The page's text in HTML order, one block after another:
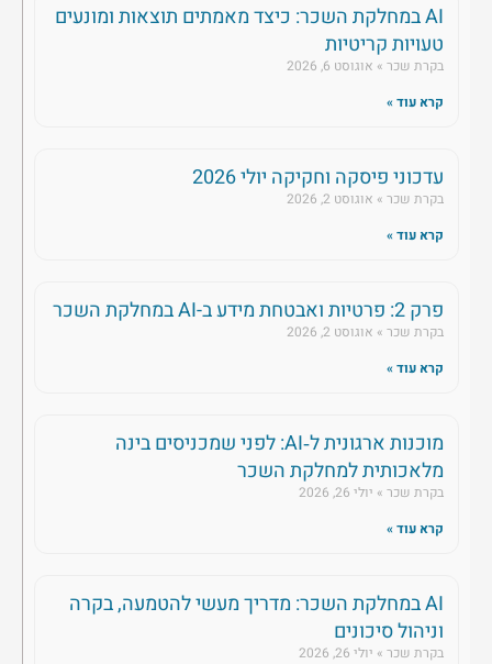
AI במחלקת השכר: כיצד מאמתים תוצאות ומונעים
טעויות קריטיות
בקרת שכר
אוגוסט 6, 2026
קרא עוד »
עדכוני פיסקה וחקיקה יולי 2026
בקרת שכר
אוגוסט 2, 2026
קרא עוד »
פרק 2: פרטיות ואבטחת מידע ב-AI במחלקת השכר
בקרת שכר
אוגוסט 2, 2026
קרא עוד »
מוכנות ארגונית ל‑AI: לפני שמכניסים בינה
מלאכותית למחלקת השכר
בקרת שכר
יולי 26, 2026
קרא עוד »
AI במחלקת השכר: מדריך מעשי להטמעה, בקרה
וניהול סיכונים
בקרת שכר
יולי 26, 2026